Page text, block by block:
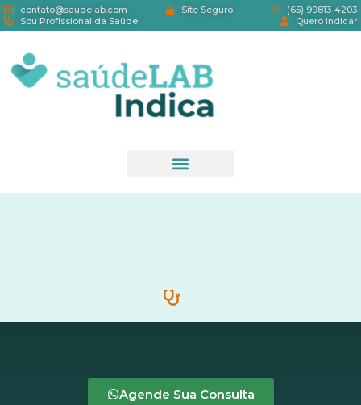
contato@saudelab.com Site Seguro
(65) 99813-4203
Sou Profissional da Saúde
Quero Indicar
Agende Sua Consulta